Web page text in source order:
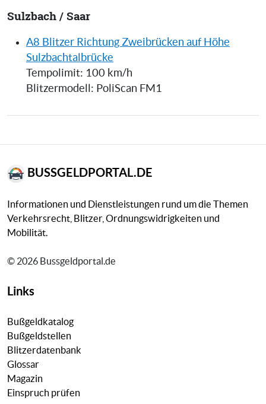
Sulzbach / Saar
A8 Blitzer Richtung Zweibrücken auf Höhe
Sulzbachtalbrücke
Tempolimit: 100 km/h
Blitzermodell: PoliScan FM1
BUSSGELDPORTAL.DE
Informationen und Dienstleistungen rund um die Themen
Verkehrsrecht, Blitzer, Ordnungswidrigkeiten und
Mobilität.
© 2026 Bussgeldportal.de
Links
Bußgeldkatalog
Bußgeldstellen
Blitzerdatenbank
Glossar
Magazin
Einspruch prüfen